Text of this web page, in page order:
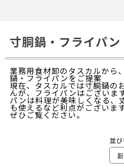
寸胴鍋・フライパン
業務用食材卸のタスカルから
鍋・フライパンをご提案
現在、タスカルでは寸胴鍋の
んが、フライパンはございま
パンは料理が美味しくなる、
も使えるなど利点がございま
ぜひご覧ください。
並